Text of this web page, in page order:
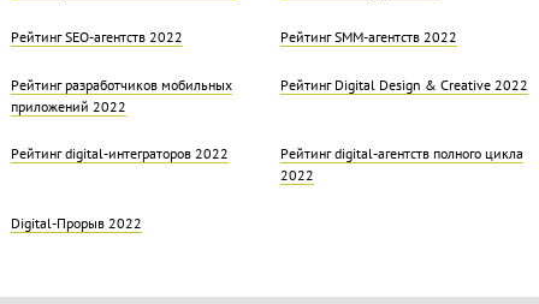
Рейтинг SEO-агентств 2022 Рейтинг SMM-агентств 2022
Рейтинг разработчиков мобильных
приложений 2022
Рейтинг Digital Design & Creative 2022
Рейтинг digital-интеграторов 2022
Рейтинг digital-агентств полного цикла
2022
Digital-Прорыв 2022